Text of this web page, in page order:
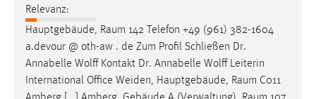
Relevanz:
Hauptgebäude, Raum 142 Telefon +49 (961) 382-1604
a.devour @ oth-aw . de Zum Profil Schließen Dr.
Annabelle Wolff Kontakt Dr. Annabelle Wolff Leiterin
International Office Weiden, Hauptgebäude, Raum C011
Conversion-Tracking
Cookie Laufzeit:
3 Monate